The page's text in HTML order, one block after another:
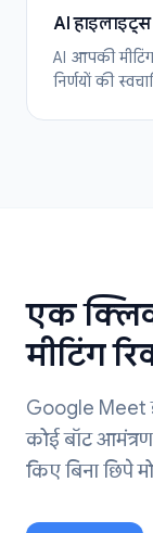
AI हाइलाइट्स
AI आपकी
निर्णयों की
एक
मीटिंग
Google Meet
कोई बॉट आमंत्रण
किए बिना छिपे